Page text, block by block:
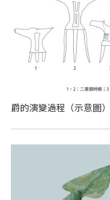
爵的演變過程（示意圖）